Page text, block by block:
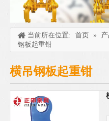
当前所在位置: 首页 »
钢板起重钳
横吊钢板起重钳